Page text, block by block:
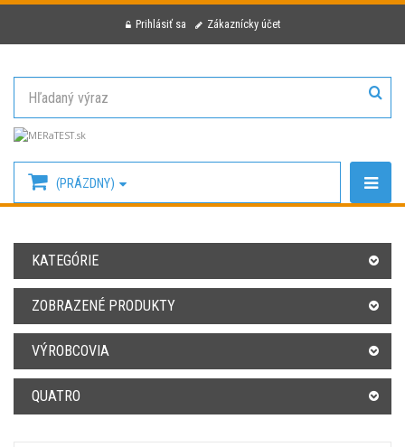
Prihlásiť sa Zákaznícky účet
(PRÁZDNY)
KATEGÓRIE
ZOBRAZENÉ PRODUKTY
VÝROBCOVIA
QUATRO